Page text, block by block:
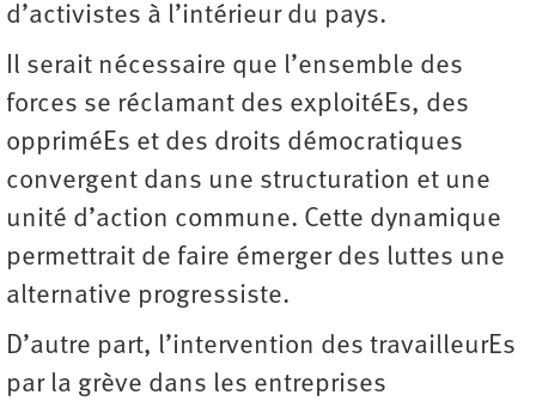
d’activistes à ­l’intérieur du pays.
Il serait nécessaire que l’ensemble des
forces se réclamant des exploitéEs, des
oppriméEs et des droits démocratiques
convergent dans une structuration et une
unité d’action commune. Cette dynamique
permettrait de faire émerger des luttes une
alternative ­progressiste.
D’autre part, l’intervention des travailleurEs
par la grève dans les entreprises